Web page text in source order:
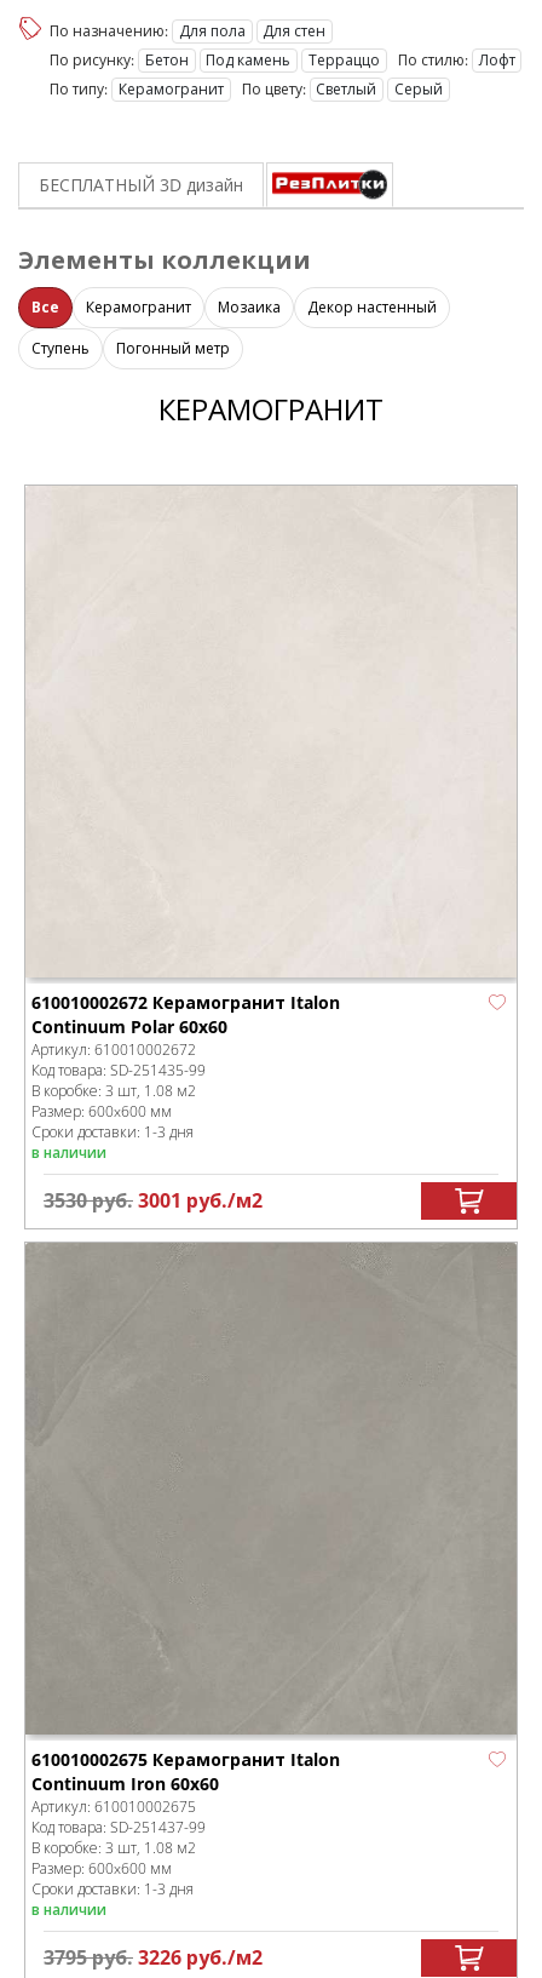
По назначению: Для пола
Для стен
По рисунку:
Бетон Под камень Терраццо По стилю:
Лофт
По типу:
Керамогранит По цвету: Светлый Серый
БЕСПЛАТНЫЙ 3D дизайн
Элементы коллекции
Все Керамогранит Мозаика
Декор настенный
Ступень
Погонный метр
КЕРАМОГРАНИТ
610010002672 Керамогранит Italon
Continuum Polar 60x60
Артикул: 610010002672
Код товара: SD-251435-99
В коробке: 3 шт, 1.08 м2
Размер: 600x600 мм
Сроки доставки: 1-3 дня
в наличии
3530руб.3001 руб./м2
610010002675 Керамогранит Italon
Continuum Iron 60x60
Артикул: 610010002675
Код товара: SD-251437-99
В коробке: 3 шт, 1.08 м2
Размер: 600x600 мм
Сроки доставки: 1-3 дня
в наличии
3795руб.3226 руб./м2